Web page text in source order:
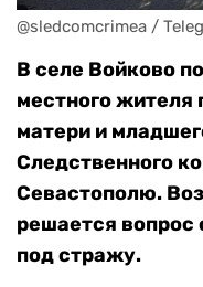
@sledcomcrimea /
В селе Войково
местного жителя
матери и
Следственного
Севастополю.
решается
под стражу.